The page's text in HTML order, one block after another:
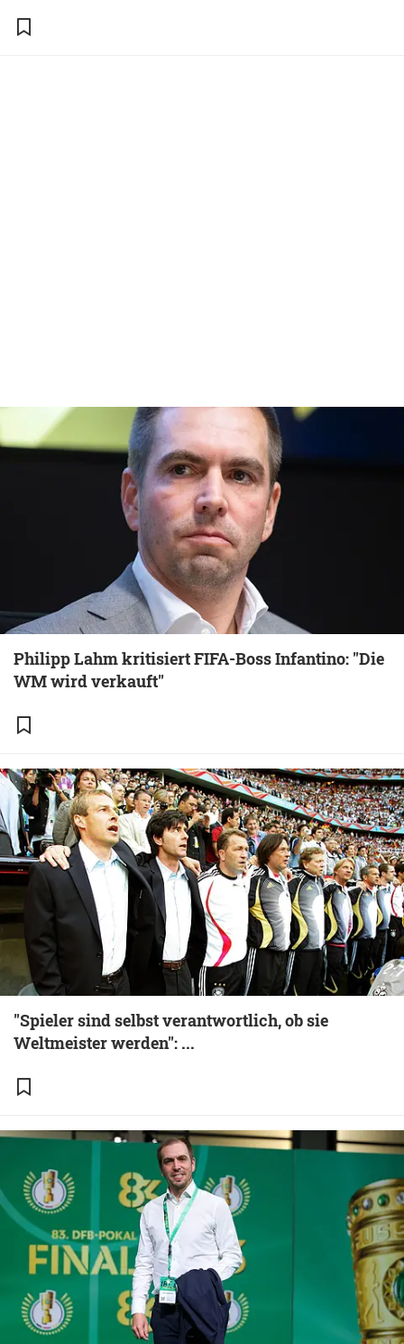
Philipp Lahm kritisiert FIFA-Boss Infantino: "Die
WM wird verkauft"
"Spieler sind selbst verantwortlich, ob sie
Weltmeister werden": ...